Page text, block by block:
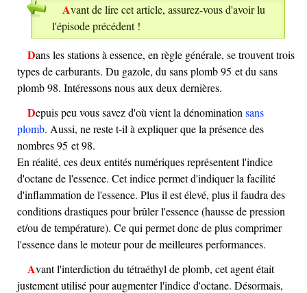
Avant de lire cet article, assurez-vous d'avoir lu
l'épisode précédent !
Dans les stations à essence, en règle générale, se trouvent trois
types de carburants. Du gazole, du sans plomb 95 et du sans
plomb 98. Intéressons nous aux deux dernières.
Depuis peu vous savez d'où vient la dénomination sans
plomb. Aussi, ne reste t-il à expliquer que la présence des
nombres 95 et 98.
En réalité, ces deux entités numériques représentent l'indice
d'octane de l'essence. Cet indice permet d'indiquer la facilité
d'inflammation de l'essence. Plus il est élevé, plus il faudra des
conditions drastiques pour brûler l'essence (hausse de pression
et/ou de température). Ce qui permet donc de plus comprimer
l'essence dans le moteur pour de meilleures performances.
Avant l'interdiction du tétraéthyl de plomb, cet agent était
justement utilisé pour augmenter l'indice d'octane. Désormais,